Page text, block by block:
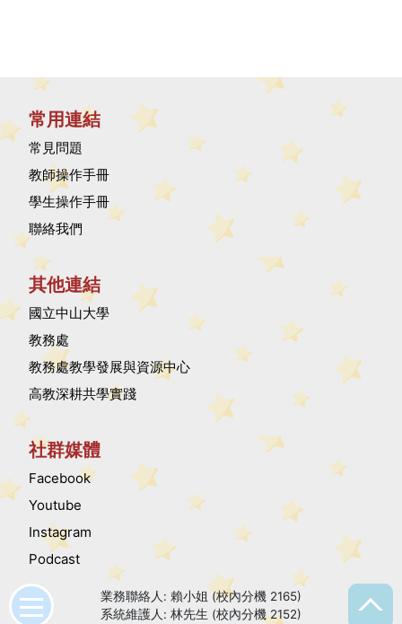
常用連結
常見問題
教師操作手冊
學生操作手冊
聯絡我們
其他連結
國立中山大學
教務處
教務處教學發展與資源中心
高教深耕共學實踐
社群媒體
Facebook
Youtube
Instagram
Podcast
業務聯絡人: 賴小姐 (校內分機 2165)
系統維護人: 林先生 (校內分機 2152)